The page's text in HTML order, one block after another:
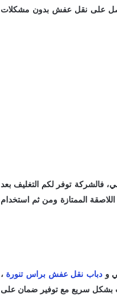
على نقل عفش بدون مشكلات
فالشركة توفر لكم التغليف بعد
الممتازة ومن ثم استخدام
و دباب نقل عفش براس تنورة ،
بشكل سريع مع توفير ضمان على